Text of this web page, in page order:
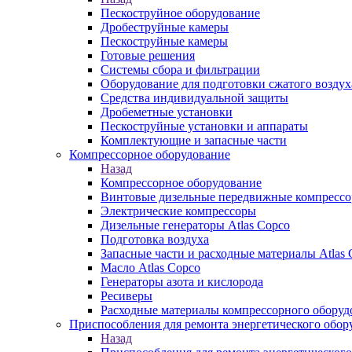
Пескоструйное оборудование
Дробеструйные камеры
Пескоструйные камеры
Готовые решения
Системы сбора и фильтрации
Оборудование для подготовки сжатого
Средства индивидуальной защиты
Дробеметные установки
Пескоструйные установки и аппараты
Комплектующие и запасные части
Компрессорное оборудование
Назад
Компрессорное оборудование
Винтовые дизельные передвижные
Электрические компрессоры
Дизельные генераторы Atlas Copco
Подготовка воздуха
Запасные части и расходные материалы Atlas
Масло Atlas Copco
Генераторы азота и кислорода
Ресиверы
Расходные материалы компрессорного
Приспособления для ремонта энергетического
Назад